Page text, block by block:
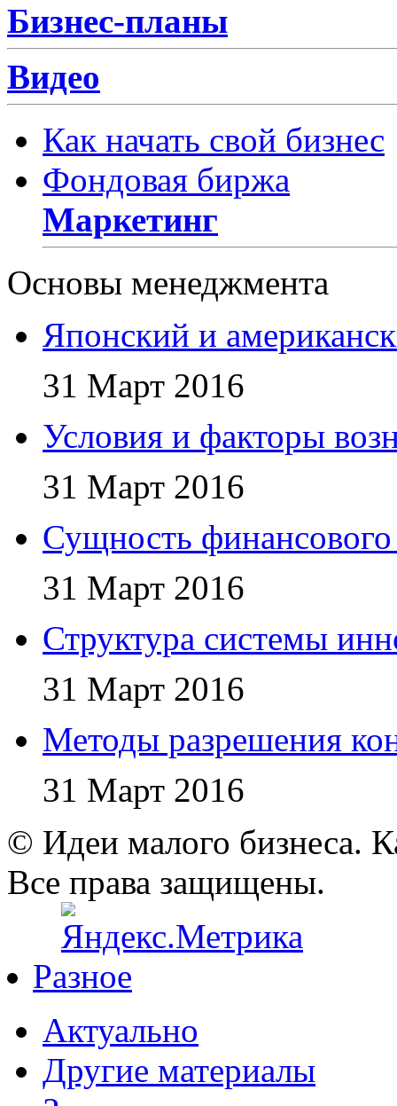
Бизнес-планы
Видео
Как начать свой бизнес
Фондовая биржа
Маркетинг
Основы менеджмента
Японский и
31 Март 2016
Условия и факторы
31 Март 2016
Сущность
31 Март 2016
Структура системы
31 Март 2016
Методы разрешения
31 Март 2016
© Идеи малого бизнеса.
Все права защищены.
Разное
Актуально
Другие материалы